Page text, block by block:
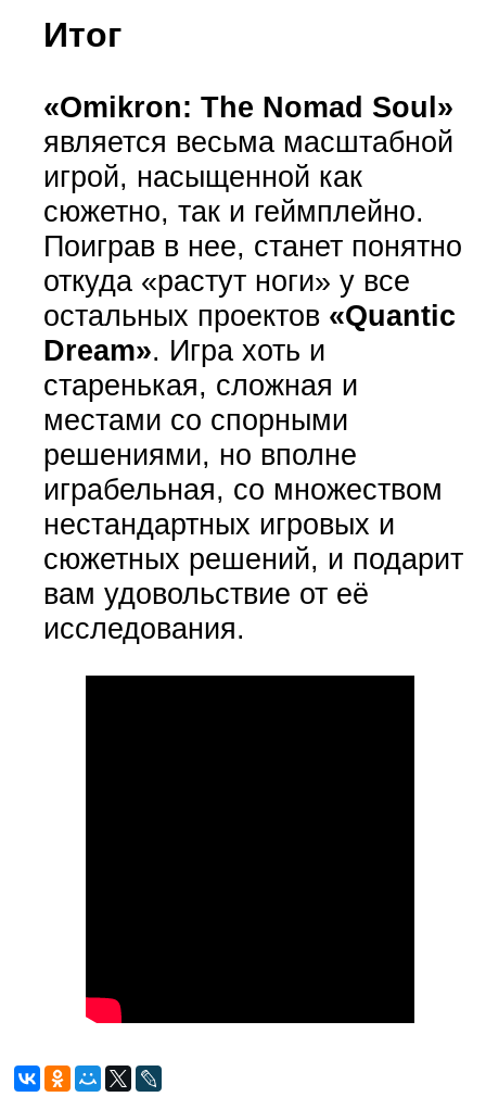
Итог
«Omikron: The Nomad Soul»
является весьма масштабной
игрой, насыщенной как
сюжетно, так и геймплейно.
Поиграв в нее, станет понятно
откуда «растут ноги» у все
остальных проектов «Quantic
Dream». Игра хоть и
старенькая, сложная и
местами со спорными
решениями, но вполне
играбельная, со множеством
нестандартных игровых и
сюжетных решений, и подарит
вам удовольствие от её
исследования.